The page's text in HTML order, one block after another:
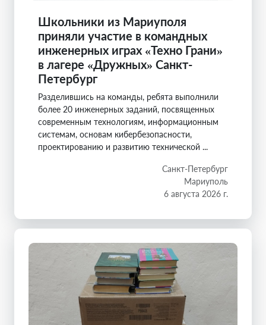
Школьники из Мариуполя
приняли участие в командных
инженерных играх «Техно Грани»
в лагере «Дружных» Санкт-
Петербург
Разделившись на команды, ребята выполнили
более 20 инженерных заданий, посвященных
современным технологиям, информационным
системам, основам кибербезопасности,
проектированию и развитию технической ...
Санкт-Петербург
Мариуполь
6 августа 2026 г.